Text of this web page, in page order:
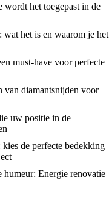
wordt het toegepast in de
wat het is en waarom je het
must-have voor perfecte
van diamantsnijden voor
uw positie in de
de perfecte bedekking
humeur: Energie renovatie